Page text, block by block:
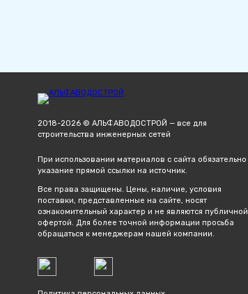
2018-2026 © АЛЬФАВОДОСТРОЙ — все для
строительства инженерных сетей
При использовании материалов с сайта обязательно
указание прямой ссылки на источник.
Все права защищены. Цены, наличие, условия
поставки, представленные на сайте, носят
ознакомительный характер и не являются публичной
офертой. Для более точной информации просьба
обращаться к менеджерам нашей компании.